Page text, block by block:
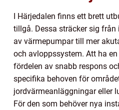
I Härjedalen finns ett brett
tillgå. Dessa sträcker sig
av värmepumpar till mer
och avloppssystem. Att ha
fördelen av snabb respons
specifika behoven för
jordvärmeanläggningar eller
För den som behöver nya